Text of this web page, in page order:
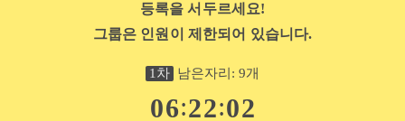
등록을 서두르세요!
그룹은 인원이 제한되어 있습니다.
1 차 남은자리: 9개
06:22:01